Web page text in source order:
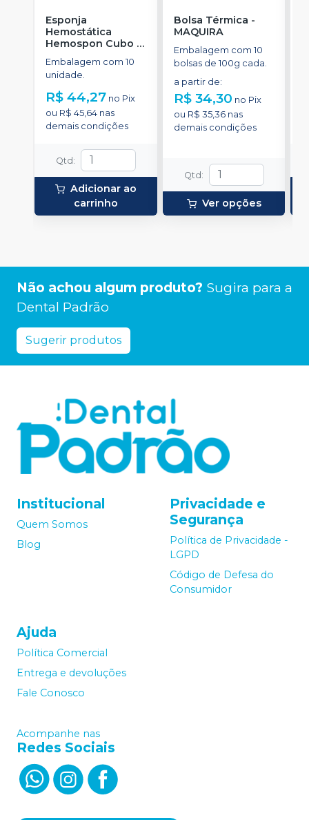
Esponja
Hemostática
Hemospon Cubo -
10 unidades
MAQUIRA
Embalagem com 10
unidade.
R$ 44,27 no Pix
ou R$ 45,64 nas
demais condições
Qtd:
Adicionar ao
carrinho
Bolsa Térmica -
MAQUIRA
Embalagem com 10
bolsas de 100g cada.
a partir de:
R$ 34,30 no Pix
ou R$ 35,36nas
demais condições
Qtd:
Ver opções
Não achou algum produto? Sugira para a
Dental Padrão
Sugerir produtos
Institucional
Quem Somos
Blog
Privacidade e
Segurança
Política de Privacidade -
LGPD
Código de Defesa do
Consumidor
Ajuda
Política Comercial
Entrega e devoluções
Fale Conosco
Acompanhe nas
Redes Sociais